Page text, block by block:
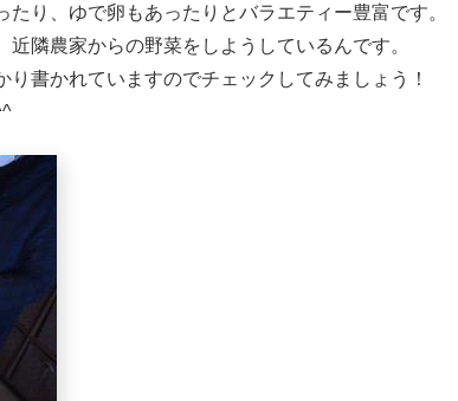
り、ゆで卵もあったりとバラエティー豊富です。
隣農家からの野菜をしようしているんです。
書かれていますのでチェックしてみましょう！